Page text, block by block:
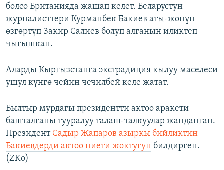
болсо Британияда жашап келет. Беларустун
журналисттери Курманбек Бакиев аты-жөнүн
өзгөртүп Закир Салиев болуп алганын иликтеп
чыгышкан.
Аларды Кыргызстанга экстрадиция кылуу маселеси
ушул күнгө чейин чечилбей келе жатат.
Былтыр мурдагы президентти актоо аракети
башталганы тууралуу талаш-талкуулар жанданган.
Президент Садыр Жапаров азыркы бийликтин
Бакиевдерди актоо ниети жоктугун билдирген.
(ZKo)